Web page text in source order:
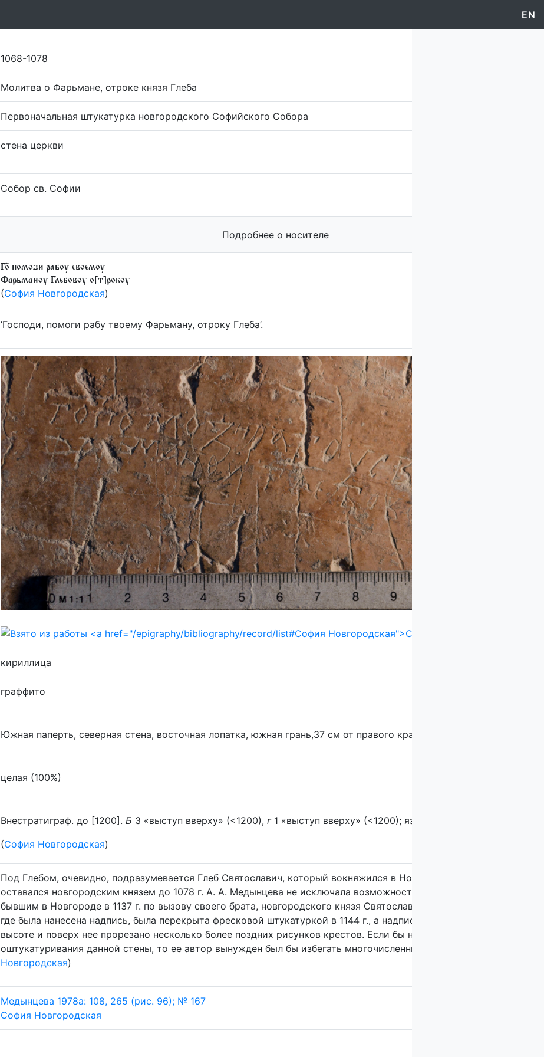
EN
1068-1078
Молитва о Фарьмане, отроке князя Глеба
Первоначальная штукатурка новгородского Софийского Собора
стена церкви
Собор св. Софии
Подробнее о носителе
Го҃ помози рабоу своемоу
Фарьманоу Глебовоу о[т]рокоу
(София Новгородская)
‘Господи, помоги рабу твоему Фарьману, отроку Глеба’.
кириллица
граффито
Южная паперть, северная стена, восточная лопатка, южная грань,37 см от правого края, 141 см от пола
целая (100%)
Внестратиграф. до [1200]. Б 3 «выступ вверху» (<1200), г1 «выступ вверху» (<1200); язык:
(София Новгородская)
Под Глебом, очевидно, подразумевается Глеб Святославич, который вокняжился в Новгороде в конце 1060-х гг.
оставался новгородским князем до 1078 г. А. А. Медынцева не исключала возможности идентификации Глеба с
бывшим в Новгороде в 1137 г. по вызову своего брата, новгородского князя Святослава Ольговича. Между тем
где была нанесена надпись, была перекрыта фресковой штукатуркой в 1144 г., а надпись находится посреди
высоте и поверх нее прорезано несколько более поздних рисунков крестов. Если бы надпись наносилась
оштукатуривания данной стены, то ее автор вынужден был бы избегать многочисленных более ранних граффити.
Новгородская)
Медынцева 1978а: 108, 265 (рис. 96); № 167
София Новгородская